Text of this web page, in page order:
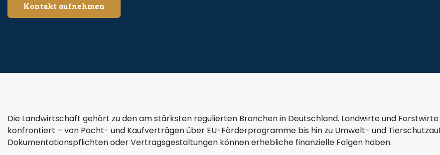
Kontakt aufnehmen
Die Landwirtschaft gehört zu den am stärksten regulierten Branchen in Deutschland. Landwirte und
konfrontiert – von Pacht- und Kaufverträgen über EU-Förderprogramme bis hin zu Umwelt- und
Dokumentationspflichten oder Vertragsgestaltungen können erhebliche finanzielle Folgen haben.